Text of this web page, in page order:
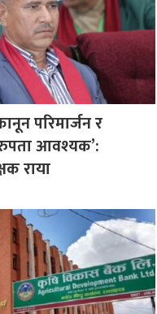
परिमार्जन र
आवश्यक’:
राया